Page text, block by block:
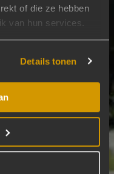
of die ze hebben
van hun services.
Details tonen